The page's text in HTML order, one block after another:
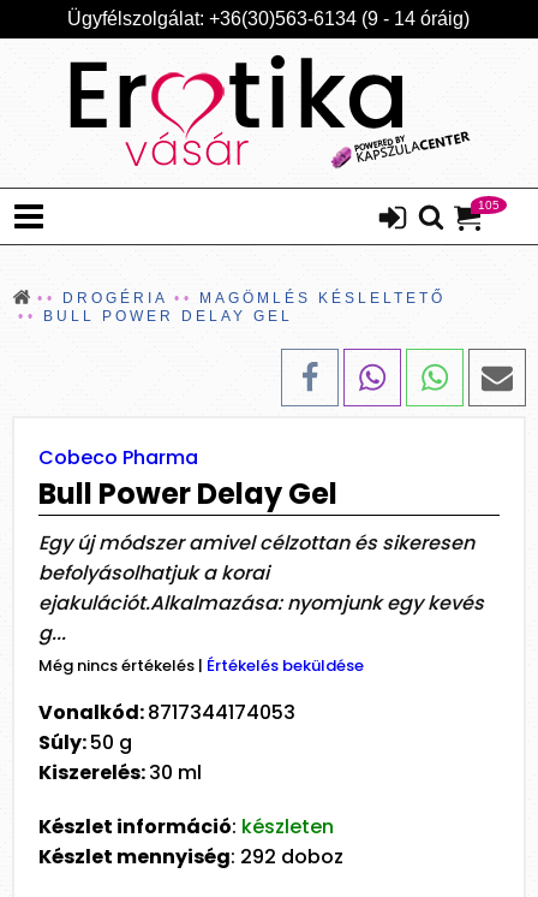
Ügyfélszolgálat: +36(30)563-6134 (9 - 14 óráig)
105
DROGÉRIA
MAGÖMLÉS KÉSLELTETŐ
BULL POWER DELAY GEL
Cobeco Pharma
Bull Power Delay Gel
Egy új módszer amivel célzottan és sikeresen
befolyásolhatjuk a korai
ejakulációt.Alkalmazása: nyomjunk egy kevés
g...
Még nincs értékelés | Értékelés beküldése
Vonalkód:8717344174053
Súly:50 g
Kiszerelés:30 ml
Készlet információ: készleten
Készlet mennyiség: 292 doboz